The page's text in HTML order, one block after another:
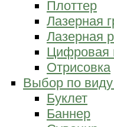
Плоттер
Лазерная
Лазерная
Цифровая
Отрисовка
Выбор по
Буклет
Баннер